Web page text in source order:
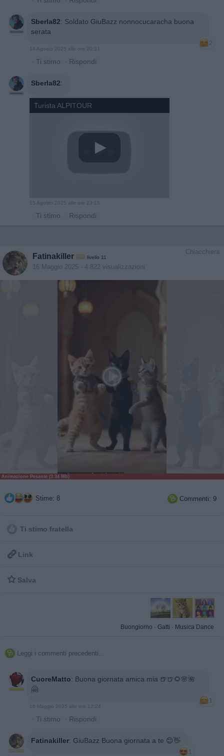
Sberla82: Soldato GiuBazz nonnocucaracha buona
serata
2
14 Agosto 2025 alle ore 20:31
· Ti stimo · Rispondi
Sberla82:
Turista ALPITOUR
15 Agosto 2025 alle ore 23:15
· Ti stimo · Rispondi
Chiacchiera
Fatinakiller livello 11
16 Maggio 2025 - 4.822 visualizzazioni
Animazione Pesante (3.34 Mb)
Stime: 8  Commenti: 9
Ti stimo fratella
 Link
 Salva
Buongiorno · Gatti · Musica Dance
 Leggi i commenti precedenti...
CuoreMatto: Buona giornata amica mia 🍺🍺🌻🌸🌺
🤗
1
16 Maggio 2025 alle ore 12:24
· Ti stimo · Rispondi
Fatinakiller: GiuBazz Buona giornata a te 😊👋
1